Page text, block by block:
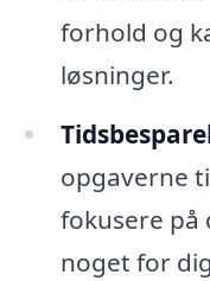
forhold og
løsninger.
opgaverne
fokusere på
noget for